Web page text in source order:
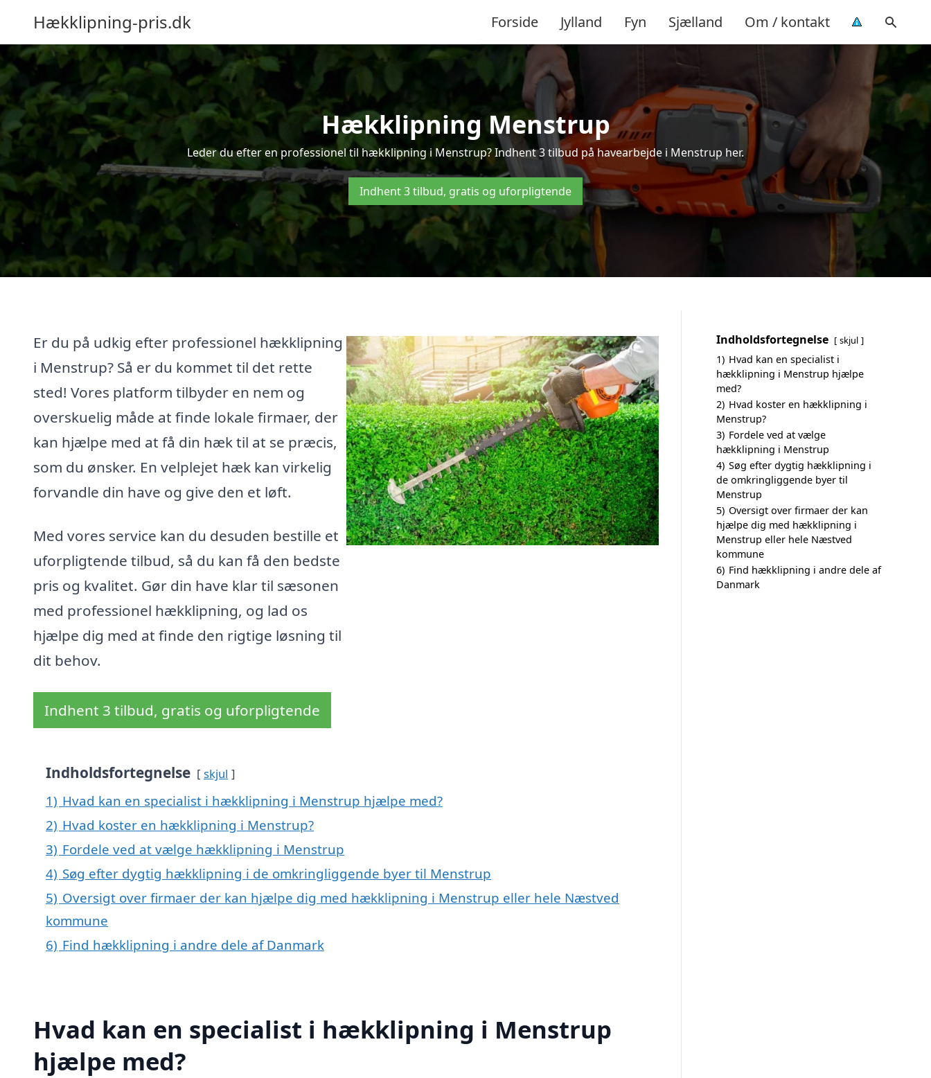
Hækklipning-pris.dk Forside Jylland Fyn Sjælland Om / kontakt
Hækklipning Menstrup
Leder du efter en professionel til hækklipning i Menstrup? Indhent 3 tilbud på havearbejde i Menstrup her.
Indhent 3 tilbud, gratis og uforpligtende
Er du på udkig efter professionel hækklipning
i Menstrup? Så er du kommet til det rette
sted! Vores platform tilbyder en nem og
overskuelig måde at finde lokale firmaer, der
kan hjælpe med at få din hæk til at se præcis,
som du ønsker. En velplejet hæk kan virkelig
forvandle din have og give den et løft.
Med vores service kan du desuden bestille et
uforpligtende tilbud, så du kan få den bedste
pris og kvalitet. Gør din have klar til sæsonen
med professionel hækklipning, og lad os
hjælpe dig med at finde den rigtige løsning til
dit behov.
Indhent 3 tilbud, gratis og uforpligtende
Indholdsfortegnelse skjul
1) Hvad kan en specialist i hækklipning i Menstrup hjælpe med?
2) Hvad koster en hækklipning i Menstrup?
3) Fordele ved at vælge hækklipning i Menstrup
4) Søg efter dygtig hækklipning i de omkringliggende byer til Menstrup
5) Oversigt over firmaer der kan hjælpe dig med hækklipning i Menstrup eller hele Næstved
kommune
6) Find hækklipning i andre dele af Danmark
Hvad kan en specialist i hækklipning i Menstrup
hjælpe med?
Indholdsfortegnelse skjul
1) Hvad kan en specialist i
hækklipning i Menstrup hjælpe
med?
2) Hvad koster en hækklipning i
Menstrup?
3) Fordele ved at vælge
hækklipning i Menstrup
4) Søg efter dygtig hækklipning i
de omkringliggende byer til
Menstrup
5) Oversigt over firmaer der kan
hjælpe dig med hækklipning i
Menstrup eller hele Næstved
kommune
6) Find hækklipning i andre dele af
Danmark